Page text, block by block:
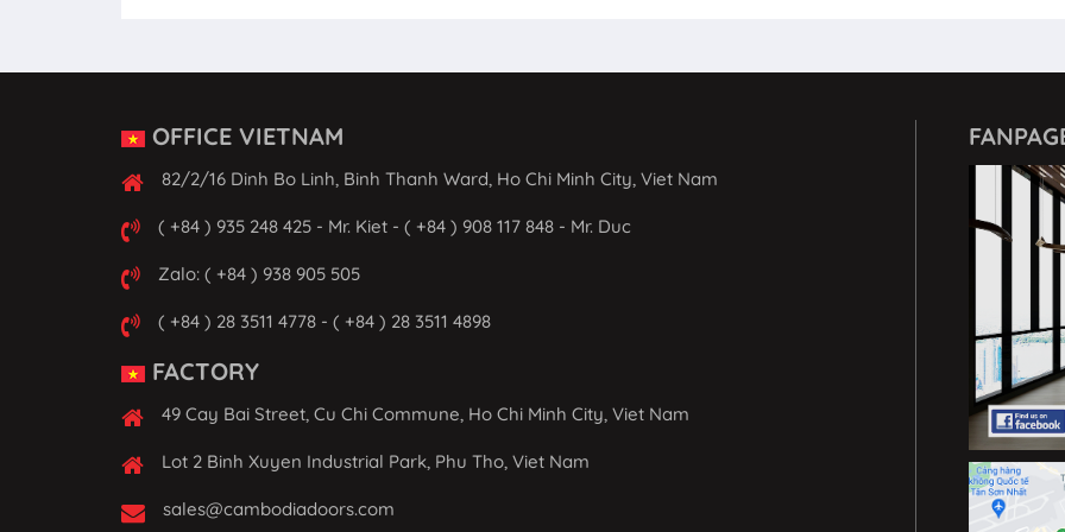
OFFICE VIETNAM
82/2/16 Dinh Bo Linh, Binh Thanh Ward, Ho Chi Minh City, Viet Nam
( +84 ) 935 248 425 - Mr. Kiet - ( +84 ) 908 117 848 - Mr. Duc
Zalo: ( +84 ) 938 905 505
( +84 ) 28 3511 4778 - ( +84 ) 28 3511 4898
FACTORY
49 Cay Bai Street, Cu Chi Commune, Ho Chi Minh City, Viet Nam
Lot 2 Binh Xuyen Industrial Park, Phu Tho, Viet Nam
sales@cambodiadoors.com